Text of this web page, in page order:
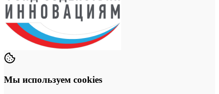
Мы используем cookies